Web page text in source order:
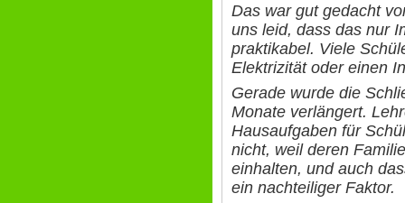
Das war gut gedacht
uns leid, dass das nur
praktikabel. Viele
Elektrizität oder einen
Gerade wurde die
Monate verlängert.
Hausaufgaben für
nicht, weil deren
einhalten, und auch
ein nachteiliger Faktor.